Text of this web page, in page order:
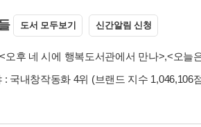
도서 모두보기 신간알림 신청
<오후 네 시에 행복도서관에서 만나>,<오늘
: 국내창작동화 4위 (브랜드 지수